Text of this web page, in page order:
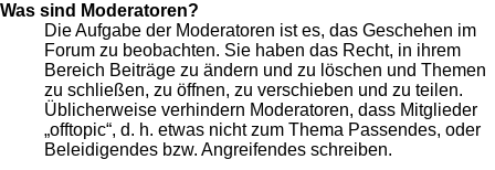
Was sind Moderatoren?
Die Aufgabe der Moderatoren ist es, das Geschehen im
Forum zu beobachten. Sie haben das Recht, in ihrem
Bereich Beiträge zu ändern und zu löschen und Themen
zu schließen, zu öffnen, zu verschieben und zu teilen.
Üblicherweise verhindern Moderatoren, dass Mitglieder
„offtopic“, d. h. etwas nicht zum Thema Passendes, oder
Beleidigendes bzw. Angreifendes schreiben.